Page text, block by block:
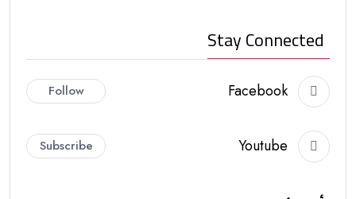
Stay Connected
Facebook
Follow
Youtube
Subscribe